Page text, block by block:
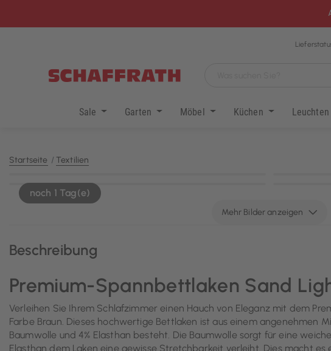
Sale Garten Möbel Küchen Leuchten
Startseite Textilien
Mehr Bilder anzeigen
noch 1 Tag(e)
Beschreibung
Premium-Spannbettlaken Sand
Verleihen Sie Ihrem Schlafzimmer einen Hauch von Eleganz mit dem
Farbe Braun. Dieses hochwertige Bettlaken ist aus einem angenehmen
Baumwolle und 4% Elasthan besteht. Die Baumwolle sorgt für eine
Elasthan dem Laken eine gewisse Stretchbarkeit verleiht. Dies macht